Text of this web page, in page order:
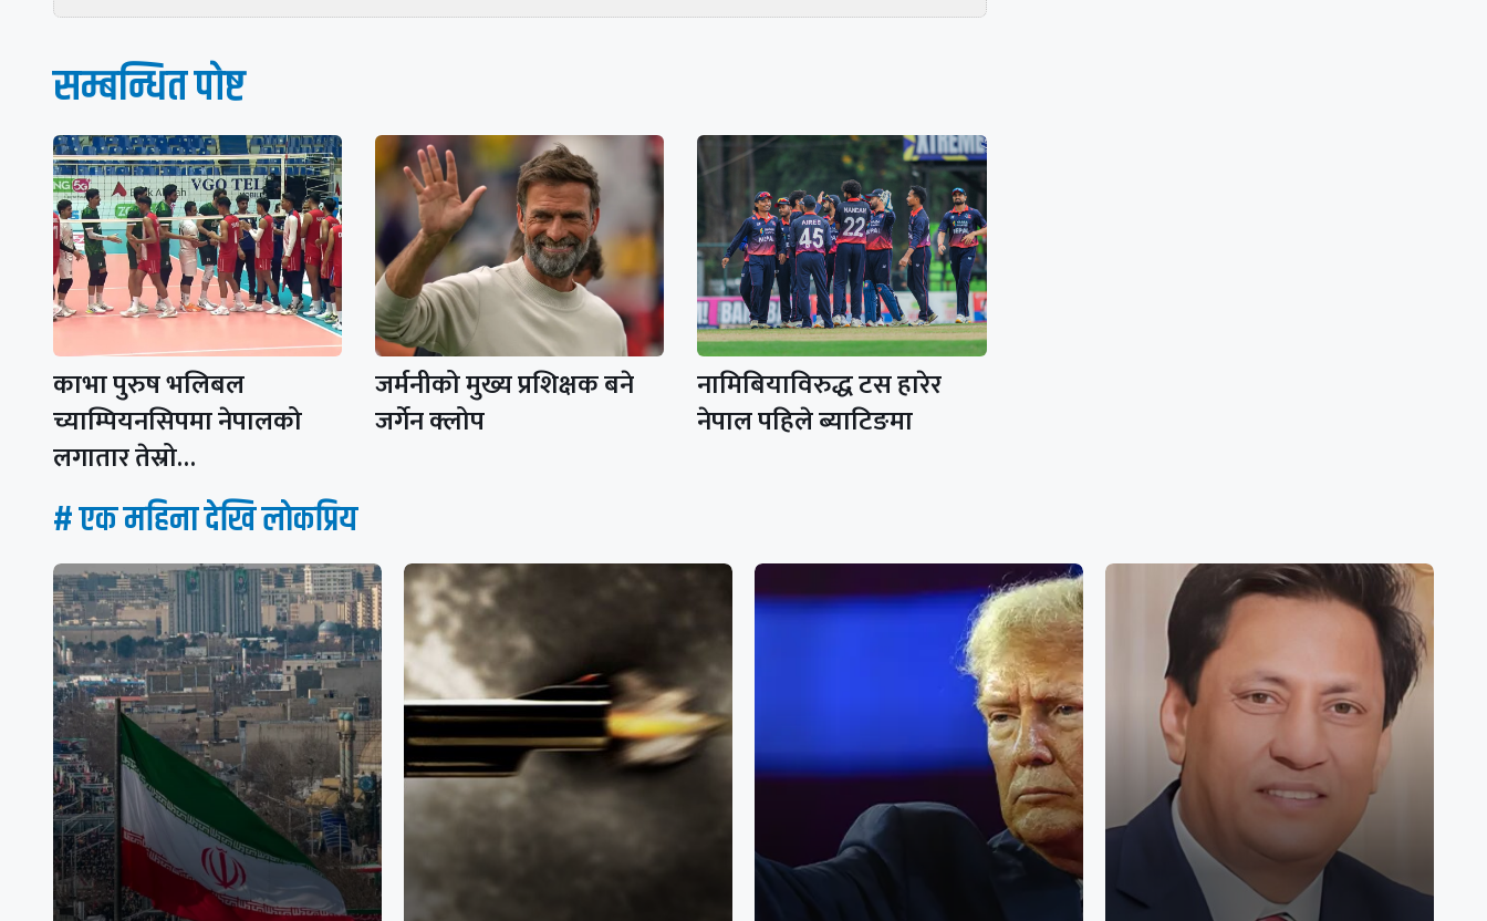
सम्बन्धित पाेष्ट
काभा पुरुष भलिबल
च्याम्पियनसिपमा नेपालको
लगातार तेस्रो…
जर्मनीको मुख्य प्रशिक्षक बने
जर्गेन क्लोप
नामिबियाविरुद्ध टस हारेर
नेपाल पहिले ब्याटिङमा
# एक महिना देखि लाेकप्रिय